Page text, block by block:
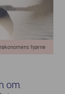
hjørne
om